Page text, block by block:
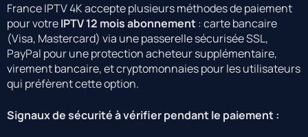
France IPTV 4K accepte plusieurs méthodes de paiement
pour votreIPTV 12 mois abonnement: carte bancaire
(Visa, Mastercard) via une passerelle sécurisée SSL,
PayPal pour une protection acheteur supplémentaire,
virement bancaire, et cryptomonnaies pour les utilisateurs
qui préfèrent cette option.
Signaux de sécurité à vérifier pendant le paiement :